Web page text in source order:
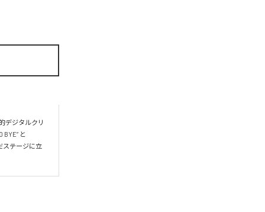
デジタルクリ
と
ステージに立